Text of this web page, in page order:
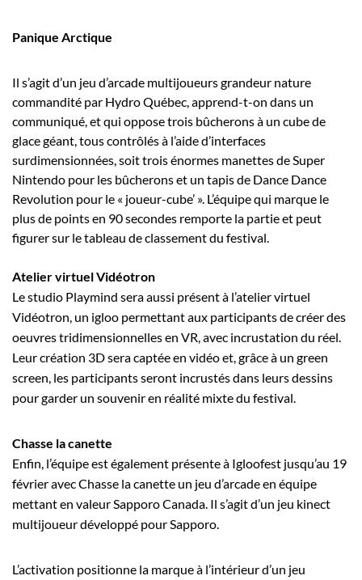
Panique Arctique​
Il s’agit d’un jeu d’arcade multijoueurs grandeur nature
commandité par Hydro Québec, apprend-t-on dans un
communiqué, et qui oppose trois bûcherons à un cube de
glace géant, tous contrôlés à l’aide d’interfaces
surdimensionnées, soit trois énormes manettes de Super
Nintendo pour les bûcherons et un tapis de Dance Dance
Revolution pour le « joueur-cube’ ». L’équipe qui marque le
plus de points en 90 secondes remporte la partie et peut
figurer sur le tableau de classement du festival.
Atelier virtuel Vidéotron
Le studio Playmind sera aussi présent à l’atelier virtuel
Vidéotron,​ un igloo permettant aux participants de créer des
oeuvres tridimensionnelles en VR, avec incrustation du réel.
Leur création 3D sera captée en vidéo et, grâce à un green
screen, les participants seront incrustés dans leurs dessins
pour garder un souvenir en réalité mixte du festival.
Chasse la canette
Enfin, l’équipe est également présente à Igloofest jusqu’au 19
février avec Chasse la canette un jeu d’arcade en équipe
mettant en valeur Sapporo Canada​. Il s’agit d’un jeu kinect
multijoueur développé pour Sapporo​.
L’activation positionne la marque à l’intérieur d’un jeu